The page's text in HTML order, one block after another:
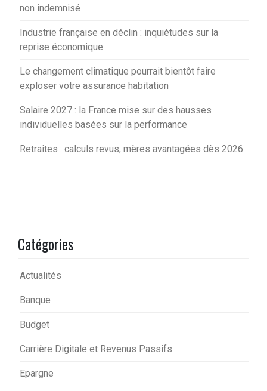
non indemnisé
Industrie française en déclin : inquiétudes sur la
reprise économique
Le changement climatique pourrait bientôt faire
exploser votre assurance habitation
Salaire 2027 : la France mise sur des hausses
individuelles basées sur la performance
Retraites : calculs revus, mères avantagées dès 2026
Catégories
Actualités
Banque
Budget
Carrière Digitale et Revenus Passifs
Epargne